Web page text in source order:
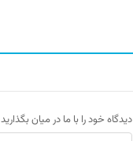
دیدگاه خود را با ما در میان بگذارید